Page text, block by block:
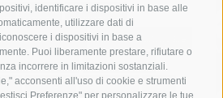
identificare i dispositivi in base alle
utilizzare dati di
i dispositivi in base a
Puoi liberamente prestare, rifiutare o
incorrere in limitazioni sostanziali.
acconsenti all'uso di cookie e strumenti
Preferenze" per personalizzare le tue
napoli
ordinanza
di sorrento
polizia municipale
Campania
sant'agnello
studenti temporali treni